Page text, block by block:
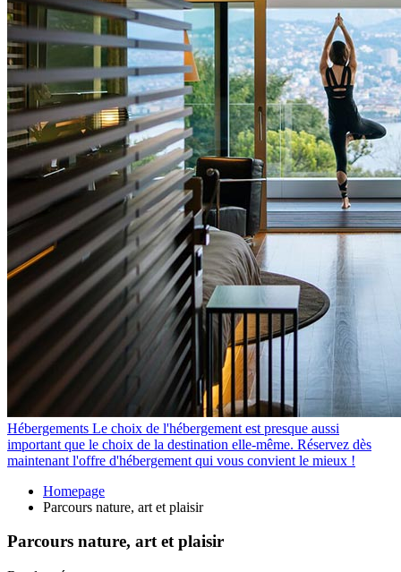
Hébergements Le choix de l'hébergement est presque aussi
important que le choix de la destination elle-même. Réservez dès
maintenant l'offre d'hébergement qui vous convient le mieux !
Homepage
Parcours nature, art et plaisir
Parcours nature, art et plaisir